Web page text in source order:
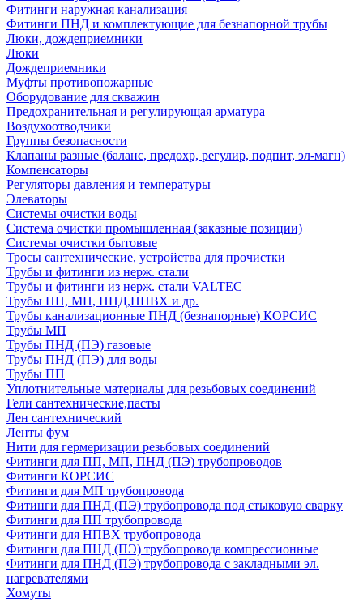
Фитинги наружная канализация
Фитинги ПНД и комплектующие для безнапорной трубы
Люки, дождеприемники
Люки
Дождеприемники
Муфты противопожарные
Оборудование для скважин
Предохранительная и регулирующая арматура
Воздухоотводчики
Группы безопасности
Клапаны разные (баланс, предохр, регулир, подпит, эл-магн)
Компенсаторы
Регуляторы давления и температуры
Элеваторы
Системы очистки воды
Система очистки промышленная (заказные позиции)
Системы очистки бытовые
Тросы сантехнические, устройства для прочистки
Трубы и фитинги из нерж. стали
Трубы и фитинги из нерж. стали VALTEC
Трубы ПП, МП, ПНД,НПВХ и др.
Трубы канализационные ПНД (безнапорные) КОРСИС
Трубы МП
Трубы ПНД (ПЭ) газовые
Трубы ПНД (ПЭ) для воды
Трубы ПП
Уплотнительные материалы для резьбовых соединений
Гели сантехнические,пасты
Лен сантехнический
Ленты фум
Нити для гермеризации резьбовых соединений
Фитинги для ПП, МП, ПНД (ПЭ) трубопроводов
Фитинги КОРСИС
Фитинги для МП трубопровода
Фитинги для ПНД (ПЭ) трубопровода под стыковую сварку
Фитинги для ПП трубопровода
Фитинги для НПВХ трубопровода
Фитинги для ПНД (ПЭ) трубопровода компрессионные
Фитинги для ПНД (ПЭ) трубопровода с закладными эл.
нагревателями
Хомуты